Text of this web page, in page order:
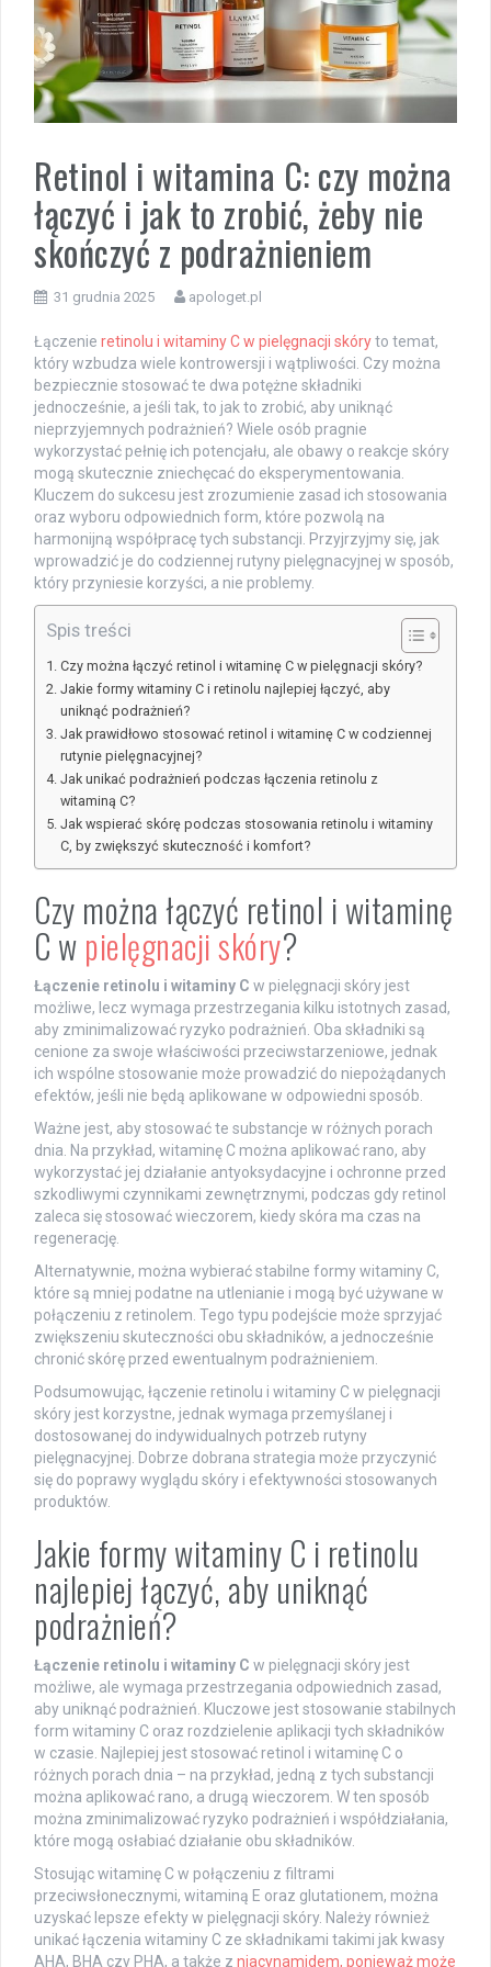
Retinol i witamina C: czy można
łączyć i jak to zrobić, żeby nie
skończyć z podrażnieniem
31 grudnia 2025 apologet.pl
Łączenie retinolu i witaminy C w pielęgnacji skóryto temat,
który wzbudza wiele kontrowersji i wątpliwości. Czy można
bezpiecznie stosować te dwa potężne składniki
jednocześnie, a jeśli tak, to jak to zrobić, aby uniknąć
nieprzyjemnych podrażnień? Wiele osób pragnie
wykorzystać pełnię ich potencjału, ale obawy o reakcje skóry
mogą skutecznie zniechęcać do eksperymentowania.
Kluczem do sukcesu jest zrozumienie zasad ich stosowania
oraz wyboru odpowiednich form, które pozwolą na
harmonijną współpracę tych substancji. Przyjrzyjmy się, jak
wprowadzić je do codziennej rutyny pielęgnacyjnej w sposób,
który przyniesie korzyści, a nie problemy.
Spis treści
Czy można łączyć retinol i witaminę C w pielęgnacji skóry?
Jakie formy witaminy C i retinolu najlepiej łączyć, aby
uniknąć podrażnień?
Jak prawidłowo stosować retinol i witaminę C w codziennej
rutynie pielęgnacyjnej?
Jak unikać podrażnień podczas łączenia retinolu z
witaminą C?
Jak wspierać skórę podczas stosowania retinolu i witaminy
C, by zwiększyć skuteczność i komfort?
Czy można łączyć retinol i witaminę
C w pielęgnacji skóry?
Łączenie retinolu i witaminy C w pielęgnacji skóry jest
możliwe, lecz wymaga przestrzegania kilku istotnych zasad,
aby zminimalizować ryzyko podrażnień. Oba składniki są
cenione za swoje właściwości przeciwstarzeniowe, jednak
ich wspólne stosowanie może prowadzić do niepożądanych
efektów, jeśli nie będą aplikowane w odpowiedni sposób.
Ważne jest, aby stosować te substancje w różnych porach
dnia. Na przykład, witaminę C można aplikować rano, aby
wykorzystać jej działanie antyoksydacyjne i ochronne przed
szkodliwymi czynnikami zewnętrznymi, podczas gdy retinol
zaleca się stosować wieczorem, kiedy skóra ma czas na
regenerację.
Alternatywnie, można wybierać stabilne formy witaminy C,
które są mniej podatne na utlenianie i mogą być używane w
połączeniu z retinolem. Tego typu podejście może sprzyjać
zwiększeniu skuteczności obu składników, a jednocześnie
chronić skórę przed ewentualnym podrażnieniem.
Podsumowując, łączenie retinolu i witaminy C w pielęgnacji
skóry jest korzystne, jednak wymaga przemyślanej i
dostosowanej do indywidualnych potrzeb rutyny
pielęgnacyjnej. Dobrze dobrana strategia może przyczynić
się do poprawy wyglądu skóry i efektywności stosowanych
produktów.
Jakie formy witaminy C i retinolu
najlepiej łączyć, aby uniknąć
podrażnień?
Łączenie retinolu i witaminy C w pielęgnacji skóry jest
możliwe, ale wymaga przestrzegania odpowiednich zasad,
aby uniknąć podrażnień. Kluczowe jest stosowanie stabilnych
form witaminy C oraz rozdzielenie aplikacji tych składników
w czasie. Najlepiej jest stosować retinol i witaminę C o
różnych porach dnia – na przykład, jedną z tych substancji
można aplikować rano, a drugą wieczorem. W ten sposób
można zminimalizować ryzyko podrażnień i współdziałania,
które mogą osłabiać działanie obu składników.
Stosując witaminę C w połączeniu z filtrami
przeciwsłonecznymi, witaminą E oraz glutationem, można
uzyskać lepsze efekty w pielęgnacji skóry. Należy również
unikać łączenia witaminy C ze składnikami takimi jak kwasy
AHA, BHA czy PHA, a także z niacynamidem, ponieważ może